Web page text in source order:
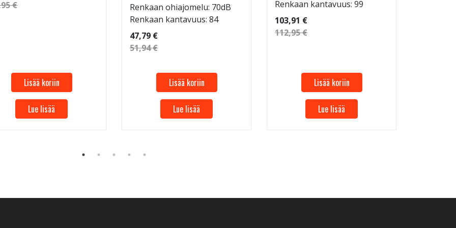
€
Lisää koriin
Lue lisää
Renkaan ohiajomelu: 70dB
Renkaan kantavuus: 84
47,79 €
51,94 €
Lisää koriin
Lue lisää
Renkaan kantavuus: 99
103,91 €
112,95 €
Lisää koriin
Lue lisää